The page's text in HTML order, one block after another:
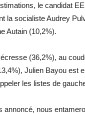
le candidat
la socialiste Audrey
Autain (10,2%).
(36,2%), au
Julien Bayou est
les listes de
annoncé, nous